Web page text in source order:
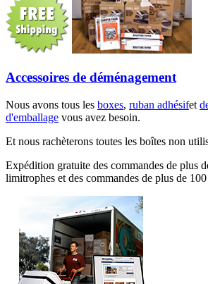
Accessoires de déménagement
Nous avons tous les boxes, ruban adhésifet
d'emballage vous avez besoin.
Et nous rachèterons toutes les boîtes non
Expédition gratuite des commandes de plus
limitrophes et des commandes de plus de